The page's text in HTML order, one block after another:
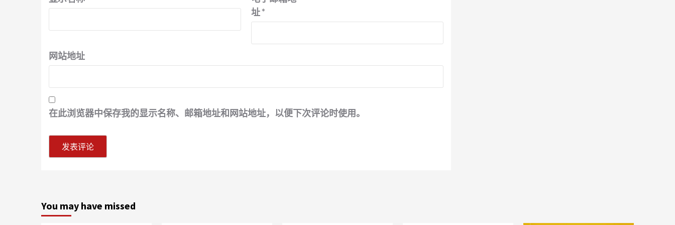
址*
网站地址
在此浏览器中保存我的显示名称、邮箱地址和网站地址，以便下次评论时使用。
You may have missed